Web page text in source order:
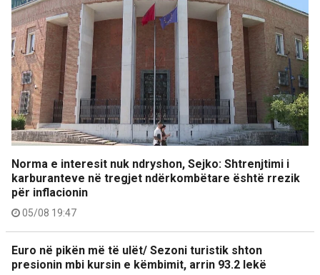
Norma e interesit nuk ndryshon, Sejko: Shtrenjtimi i
karburanteve në tregjet ndërkombëtare është rrezik
për inflacionin
05/08 19:47
Euro në pikën më të ulët/ Sezoni turistik shton
presionin mbi kursin e këmbimit, arrin 93.2 lekë